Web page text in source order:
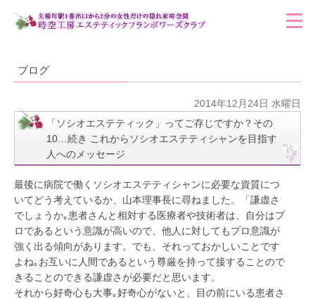
ブログ
2014年12月24日 水曜日
「ソシオエステティック」ってご存じですか？その
10…続き これからソシオエステティシャンを目指す
人へのメッセージ
最後に病院で働くソシオエステティシャンに必要な資質につ
いてどう考えているか、山本理事長に尋ねました。「謙虚さ
でしょうか｡患者さんと相対する医療者や技術者は、自分はプ
ロであるという意識が高いので、他人に対してもプロ意識が
強く出る傾向があります。でも、それっておかしいことです
よね｡お互いに人間であるという尊厳を持って接することので
きることのできる謙虚さが必要だと思います。
それから好奇心も大事｡好奇心がないと、目の前にいる患者さ